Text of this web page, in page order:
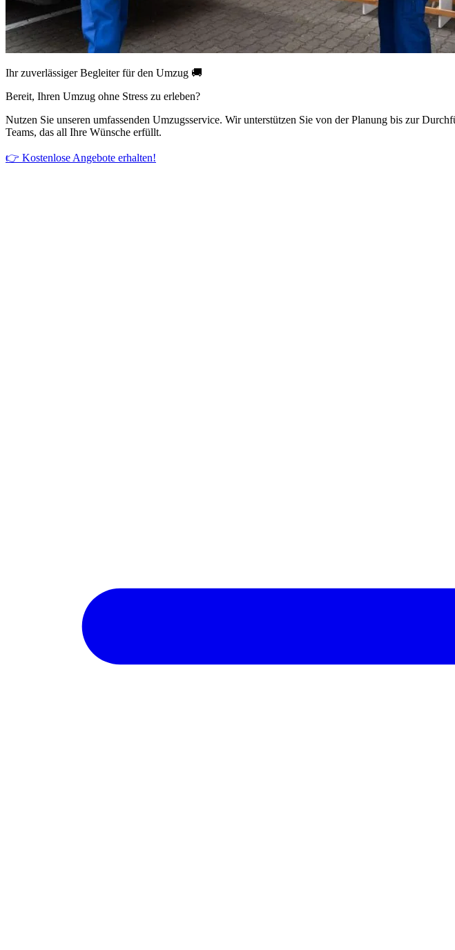
Ihr zuverlässiger Begleiter für den Umzug 🚚
Bereit, Ihren Umzug ohne Stress zu erleben?
Nutzen Sie unseren umfassenden Umzugsservice. Wir unterstützen Sie von der Planung bis zur
Teams, das all Ihre Wünsche erfüllt.
👉 Kostenlose Angebote erhalten!